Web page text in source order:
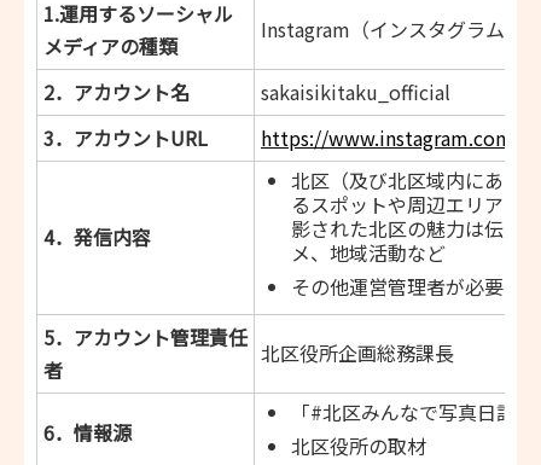
1.運用するソーシャル
メディアの種類
Instagram（インスタグラム）
2．アカウント名
sakaisikitaku_official
3．アカウントURL
https://www.instagram.com/
4．発信内容
北区（及び北区域内にある
るスポットや周辺エリアで
影された北区の魅力は伝わ
メ、地域活動など
その他運営管理者が必要と
5．アカウント管理責任
者
北区役所企画総務課長
6．情報源
「#北区みんなで写真日記
北区役所の取材